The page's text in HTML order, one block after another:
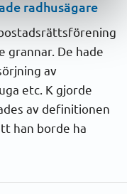
radhusägare
grannar. De hade
av
etc. K gjorde
av definitionen
han borde ha